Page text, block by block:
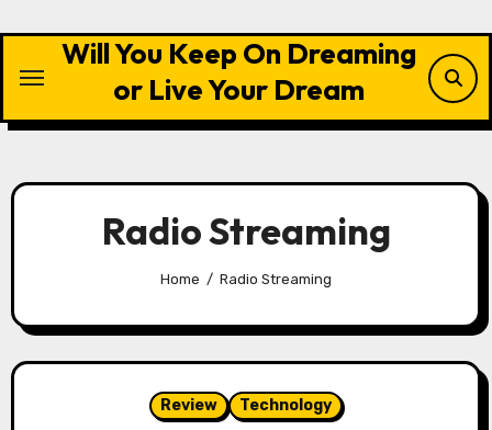
content
Will You Keep On Dreaming
or Live Your Dream
Radio Streaming
Home Radio Streaming
Review Technology